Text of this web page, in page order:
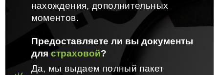
нахождения, дополнительных
моментов.
Предоставляете ли вы документы
длястраховой?
Да, мы выдаем полный пакет